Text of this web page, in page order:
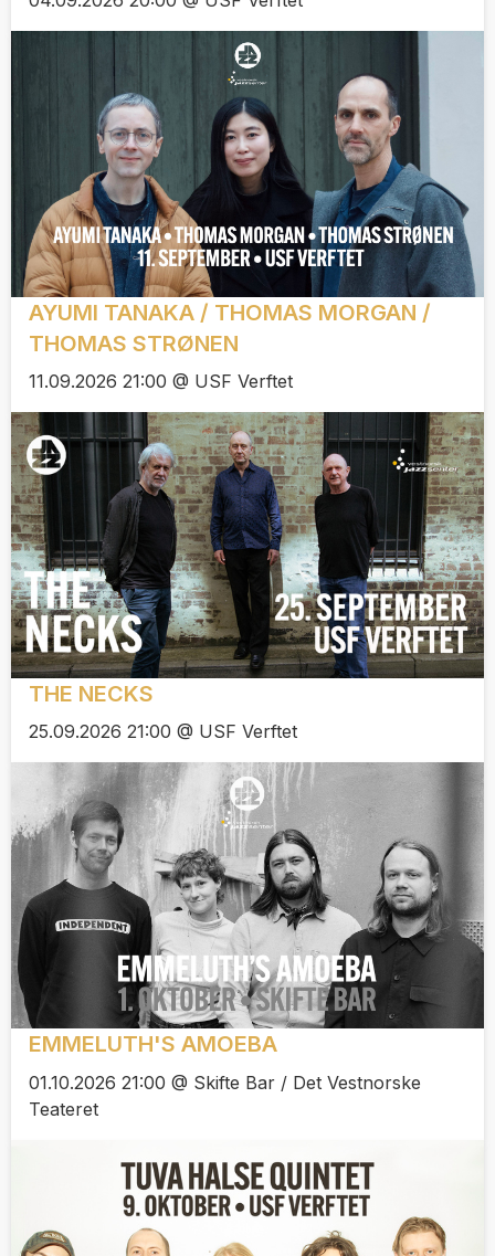
AYUMI TANAKA / THOMAS MORGAN /
THOMAS STRØNEN
11.09.2026 21:00 @ USF Verftet
THE NECKS
25.09.2026 21:00 @ USF Verftet
EMMELUTH'S AMOEBA
01.10.2026 21:00 @ Skifte Bar / Det Vestnorske
Teateret